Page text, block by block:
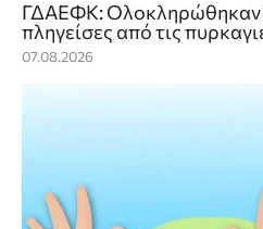
ΓΔΑΕΦΚ: Ολοκληρώθηκαν
πληγείσες από τις
07.08.2026